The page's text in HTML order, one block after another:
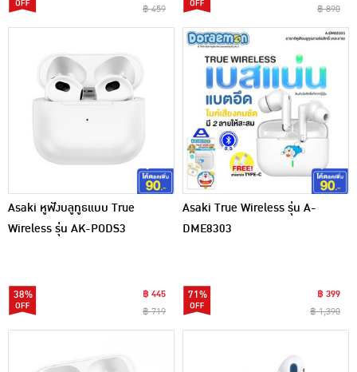
฿ 459
฿ 890
Asaki หูฟังบลูทูธแบบ True
Wireless รุ่น AK-PODS3
38%
฿ 445
฿ 719
Asaki True Wireless รุ่น A-
DME8303
71%
฿ 399
฿ 1,390